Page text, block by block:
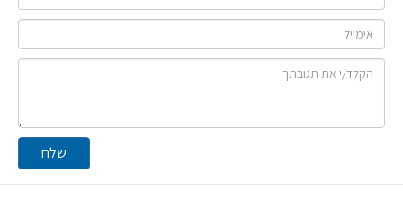
אימייל
תגובה
שלח